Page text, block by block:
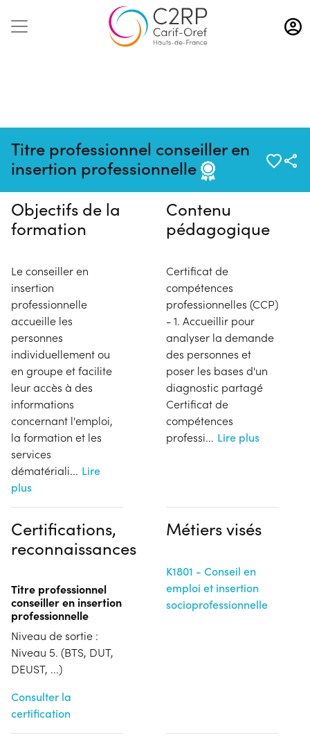
Aller
au
contenu
Titre professionnel conseiller en
insertion professionnelle
Pas de session programmée en
ce moment
Objectifs de la
formation
Le conseiller en
insertion
professionnelle
accueille les
personnes
individuellement ou
en groupe et facilite
leur accès à des
informations
concernant l'emploi,
la formation et les
services
dématériali... Lire
plus
Contenu
pédagogique
Certificat de
compétences
professionnelles (CCP)
- 1. Accueillir pour
analyser la demande
des personnes et
poser les bases d'un
diagnostic partagé
Certificat de
compétences
professi... Lire plus
Certifications,
reconnaissances
Titre professionnel
conseiller en insertion
professionnelle
Niveau de sortie :
Niveau 5. (BTS, DUT,
DEUST, ...)
Consulter la
certification
Métiers visés
K1801 - Conseil en
emploi et insertion
socioprofessionnelle